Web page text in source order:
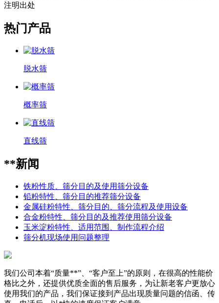
注明出处
热门产品
脱水筛
概率筛
直线筛
**新闻
铁粉性质、筛分目的及使用筛分设备
铅粉特性、筛分目的推荐筛分设备
金属硅粉特性、筛分目的、筛分流程及使用设备
合金粉特性、筛分目的及推荐使用筛分设备
玉米淀粉特性、适用范围、制作流程介绍
筛分机现场使用问题整理
我们公司本着“质量**”、“客户至上”的原则，在很高的性能价
格比之外，还提供优质全面的售后服务，为让新老客户更放心
使用我们的产品，我们保证接到产品出现质量问题的信函、传